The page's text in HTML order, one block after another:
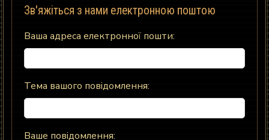
Зв'яжіться з нами електронною поштою
Ваша адреса електронної пошти:
Тема вашого повідомлення:
Ваше повідомлення: